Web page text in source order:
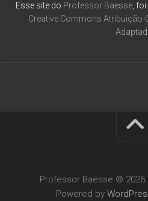
Esse site do Professor Baesse, foi
Creative Commons
Professor Baesse ©
Powered by